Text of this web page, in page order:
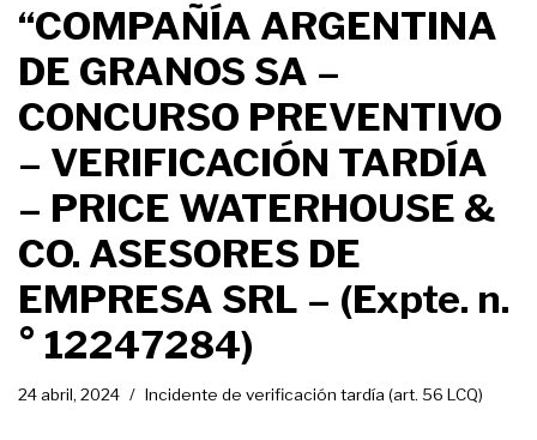
“COMPAÑÍA ARGENTINA
DE GRANOS SA –
CONCURSO PREVENTIVO
– VERIFICACIÓN TARDÍA
– PRICE WATERHOUSE &
CO. ASESORES DE
EMPRESA SRL – (Expte. n.
° 12247284)
24 abril, 2024 Incidente de verificación tardía (art. 56 LCQ)